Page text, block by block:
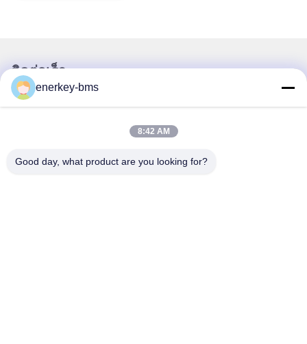
ติดต่อเร็ว
พื้นที่ A ชั้น 9 อาคาร G สวนอุตสาหกรรมคาร์บอนต่ํา
Guancheng ชุมชน Shangcun ถนน Gongming เขต
enerkey-bms
8:42 AM
Good day, what product are you looking for?